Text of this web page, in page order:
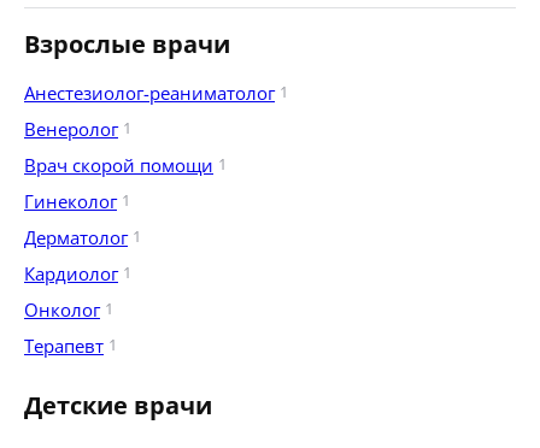
Взрослые врачи
Анестезиолог-реаниматолог 1
Венеролог 1
Врач скорой помощи 1
Гинеколог 1
Дерматолог 1
Кардиолог 1
Онколог 1
Терапевт 1
Детские врачи